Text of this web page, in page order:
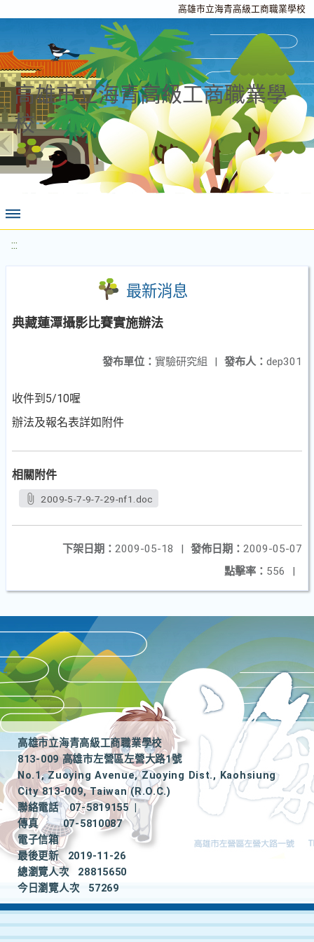
高雄市立海青高級工商職業學校
高雄市立海青高級工商職業學
校
:::
最新消息
典藏蓮潭攝影比賽實施辦法
發布人： dep301
發布單位： 實驗研究組 |
收件到5/10喔
辦法及報名表詳如附件
相關附件
2009-5-7-9-7-29-nf1.doc
發佈日期： 2009-05-07
下架日期： 2009-05-18
|
點擊率： 556 |
高雄市立海青高級工商職業學校
813-009 高雄市左營區左營大路1號
No.1, Zuoying Avenue, Zuoying Dist., Kaohsiung
City 813-009, Taiwan (R.O.C.)
聯絡電話
07-5819155
|
傳真
07-5810087
電子信箱
最後更新
2019-11-26
總瀏覽人次
28815650
今日瀏覽人次
57269